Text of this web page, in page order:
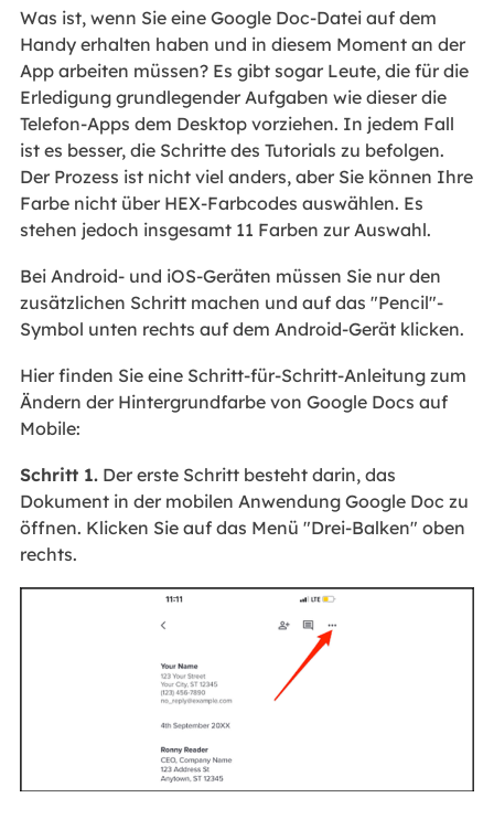
Was ist, wenn Sie eine Google Doc-Datei auf dem
Handy erhalten haben und in diesem Moment an der
App arbeiten müssen? Es gibt sogar Leute, die für die
Erledigung grundlegender Aufgaben wie dieser die
Telefon-Apps dem Desktop vorziehen. In jedem Fall
ist es besser, die Schritte des Tutorials zu befolgen.
Der Prozess ist nicht viel anders, aber Sie können Ihre
Farbe nicht über HEX-Farbcodes auswählen. Es
stehen jedoch insgesamt 11 Farben zur Auswahl.
Bei Android- und iOS-Geräten müssen Sie nur den
zusätzlichen Schritt machen und auf das "Pencil"-
Symbol unten rechts auf dem Android-Gerät klicken.
Hier finden Sie eine Schritt-für-Schritt-Anleitung zum
Ändern der Hintergrundfarbe von Google Docs auf
Mobile:
Schritt 1.Der erste Schritt besteht darin, das
Dokument in der mobilen Anwendung Google Doc zu
öffnen. Klicken Sie auf das Menü "Drei-Balken" oben
rechts.